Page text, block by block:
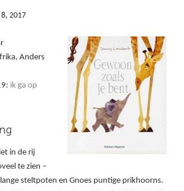
2017
Anders
ik ga op
in de rij
te zien –
steltpoten en Gnoes puntige prikhoorns.